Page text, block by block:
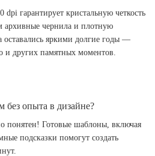
dpi гарантирует кристальную четкость
архивные чернила и плотную
оставались яркими долгие годы —
и других памятных моментов.
без опыта в дизайне?
понятен! Готовые шаблоны, включая
подсказки помогут создать